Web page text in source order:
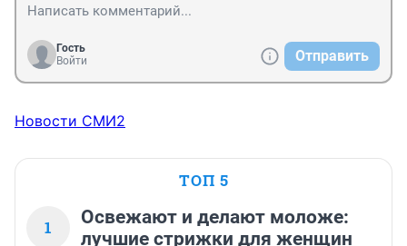
Гость
Войти
Отправить
Новости СМИ2
ТОП 5
1
Освежают и делают моложе:
лучшие стрижки для женщин